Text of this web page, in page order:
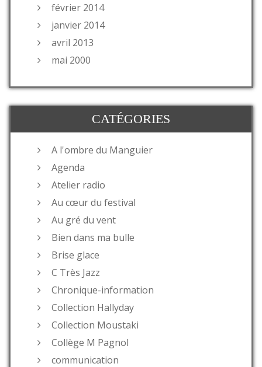
février 2014
janvier 2014
avril 2013
mai 2000
CATÉGORIES
A l'ombre du Manguier
Agenda
Atelier radio
Au cœur du festival
Au gré du vent
Bien dans ma bulle
Brise glace
C Très Jazz
Chronique-information
Collection Hallyday
Collection Moustaki
Collège M Pagnol
communication